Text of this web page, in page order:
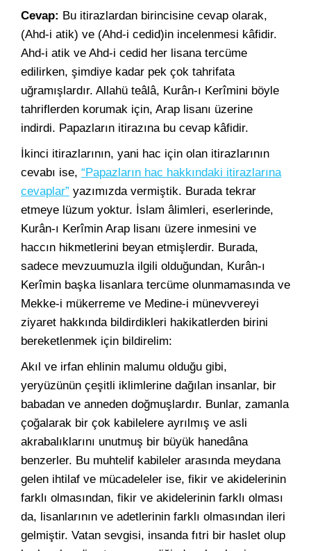
Cevap: Bu itirazlardan birincisine cevap olarak,
(Ahd-i atik) ve (Ahd-i cedid)in incelenmesi kâfidir.
Ahd-i atik ve Ahd-i cedid her lisana tercüme
edilirken, şimdiye kadar pek çok tahrifata
uğramışlardır. Allahü teâlâ, Kurân-ı Kerîmini böyle
tahriflerden korumak için, Arap lisanı üzerine
indirdi. Papazların itirazına bu cevap kâfidir.
İkinci itirazlarının, yani hac için olan itirazlarının
cevabı ise, “Papazların hac hakkındaki itirazlarına
cevaplar” yazımızda vermiştik. Burada tekrar
etmeye lüzum yoktur. İslam âlimleri, eserlerinde,
Kurân-ı Kerîmin Arap lisanı üzere inmesini ve
haccın hikmetlerini beyan etmişlerdir. Burada,
sadece mevzuumuzla ilgili olduğundan, Kurân-ı
Kerîmin başka lisanlara tercüme olunmamasında ve
Mekke-i mükerreme ve Medine-i münevvereyi
ziyaret hakkında bildirdikleri hakikatlerden birini
bereketlenmek için bildirelim:
Akıl ve irfan ehlinin malumu olduğu gibi,
yeryüzünün çeşitli iklimlerine dağılan insanlar, bir
babadan ve anneden doğmuşlardır. Bunlar, zamanla
çoğalarak bir çok kabilelere ayrılmış ve asli
akrabalıklarını unutmuş bir büyük hanedâna
benzerler. Bu muhtelif kabileler arasında meydana
gelen ihtilaf ve mücadeleler ise, fikir ve akidelerinin
farklı olmasından, fikir ve akidelerinin farklı olması
da, lisanlarının ve adetlerinin farklı olmasından ileri
gelmiştir. Vatan sevgisi, insanda fıtri bir haslet olup